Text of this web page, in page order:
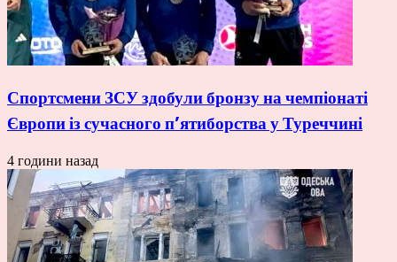
Спортсмени ЗСУ здобули бронзу на чемпіонаті
Європи із сучасного п’ятиборства у Туреччині
4 години назад